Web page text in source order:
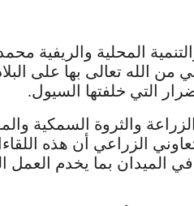
المحلية والريفية
من الله تعالى بها على
التي خلفتها السيول.
والثروة السمكية
الزراعي أن هذه
الميدان بما يخدم العمل